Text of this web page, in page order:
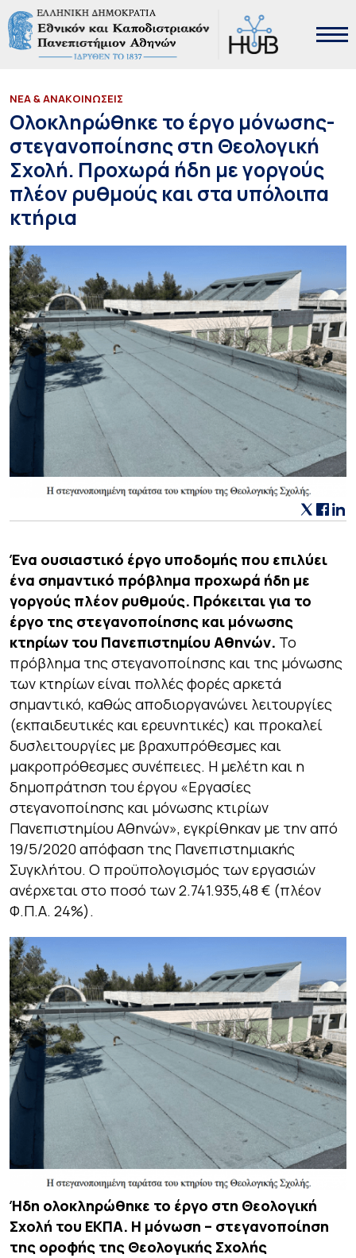
ΝΕΑ & ΑΝΑΚΟΙΝΩΣΕΙΣ
Ολοκληρώθηκε το έργο μόνωσης-
στεγανοποίησης στη Θεολογική
Σχολή. Προχωρά ήδη με γοργούς
πλέον ρυθμούς και στα υπόλοιπα
κτήρια
Ένα ουσιαστικό έργο υποδομής που επιλύει
ένα σημαντικό πρόβλημα προχωρά ήδη με
γοργούς πλέον ρυθμούς. Πρόκειται για το
έργο της στεγανοποίησης και μόνωσης
κτηρίων του Πανεπιστημίου Αθηνών. Το
πρόβλημα της στεγανοποίησης και της μόνωσης
των κτηρίων είναι πολλές φορές αρκετά
σημαντικό, καθώς αποδιοργανώνει λειτουργίες
(εκπαιδευτικές και ερευνητικές) και προκαλεί
δυσλειτουργίες με βραχυπρόθεσμες και
μακροπρόθεσμες συνέπειες. Η μελέτη και η
δημοπράτηση του έργου «Εργασίες
στεγανοποίησης και μόνωσης κτιρίων
Πανεπιστημίου Αθηνών», εγκρίθηκαν με την από
19/5/2020 απόφαση της Πανεπιστημιακής
Συγκλήτου. Ο προϋπολογισμός των εργασιών
ανέρχεται στο ποσό των 2.741.935,48 € (πλέον
Φ.Π.Α. 24%).
Ήδη ολοκληρώθηκε το έργο στη Θεολογική
Σχολή του ΕΚΠΑ. Η μόνωση – στεγανοποίηση
της οροφής της Θεολογικής Σχολής